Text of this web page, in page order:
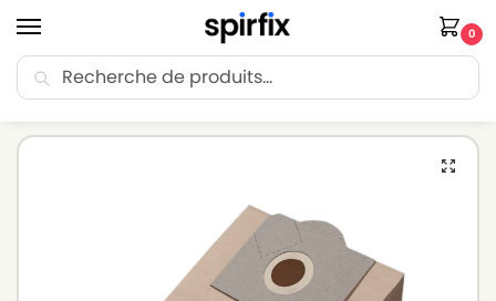
0
🚚 Livraison Point Relais offerte dès 30€ d’achat.